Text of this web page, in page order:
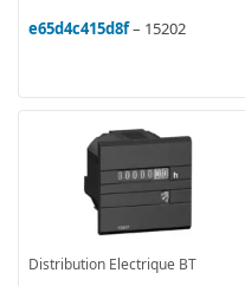
e65d4c415d8f– 15202
Distribution Electrique BT